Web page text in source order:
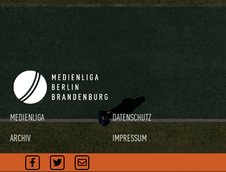
MEDIENLIGA
DATENSCHUTZ
ARCHIV
IMPRESSUM